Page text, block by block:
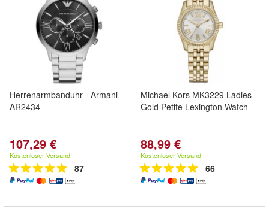
Herrenarmbanduhr - Armani
AR2434
107,29 €
Kostenloser Versand
87
Michael Kors MK3229 Ladies
Gold Petite Lexington Watch
88,99 €
Kostenloser Versand
66